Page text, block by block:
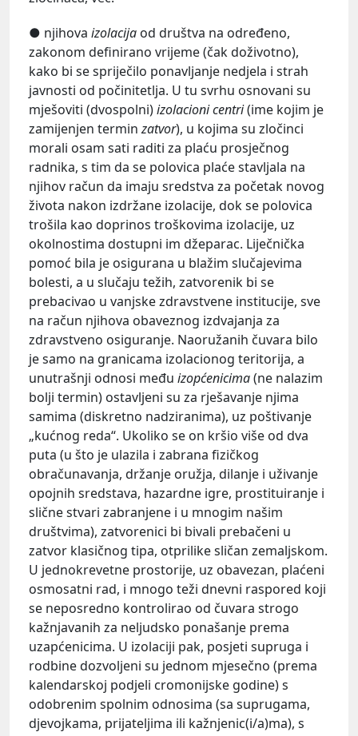
● njihova izolacija od društva na određeno,
zakonom definirano vrijeme (čak doživotno),
kako bi se spriječilo ponavljanje nedjela i strah
javnosti od počinitetlja. U tu svrhu osnovani su
mješoviti (dvospolni)izolacioni centri(ime kojim je
zamijenjen terminzatvor), u kojima su zločinci
morali osam sati raditi za plaću prosječnog
radnika, s tim da se polovica plaće stavljala na
njihov račun da imaju sredstva za početak novog
života nakon izdržane izolacije, dok se polovica
trošila kao doprinos troškovima izolacije, uz
okolnostima dostupni im džeparac. Liječnička
pomoć bila je osigurana u blažim slučajevima
bolesti, a u slučaju težih, zatvorenik bi se
prebacivao u vanjske zdravstvene institucije, sve
na račun njihova obaveznog izdvajanja za
zdravstveno osiguranje. Naoružanih čuvara bilo
je samo na granicama izolacionog teritorija, a
unutrašnji odnosi među izopćenicima(ne nalazim
bolji termin) ostavljeni su za rješavanje njima
samima (diskretno nadziranima), uz poštivanje
„kućnog reda“. Ukoliko se on kršio više od dva
puta (u što je ulazila i zabrana fizičkog
obračunavanja, držanje oružja, dilanje i uživanje
opojnih sredstava, hazardne igre, prostituiranje i
slične stvari zabranjene i u mnogim našim
društvima), zatvorenici bi bivali prebačeni u
zatvor klasičnog tipa, otprilike sličan zemaljskom.
U jednokrevetne prostorije, uz obavezan, plaćeni
osmosatni rad, i mnogo teži dnevni raspored koji
se neposredno kontrolirao od čuvara strogo
kažnjavanih za neljudsko ponašanje prema
uzapćenicima. U izolaciji pak, posjeti supruga i
rodbine dozvoljeni su jednom mjesečno (prema
kalendarskoj podjeli cromonijske godine) s
odobrenim spolnim odnosima (sa suprugama,
djevojkama, prijateljima ili kažnjenic(i/a)ma), s